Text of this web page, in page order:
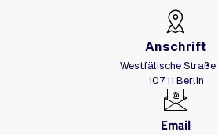
Anschrift
Westfälische Straße
10711 Berlin
Email